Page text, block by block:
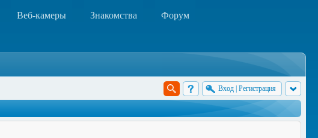
Веб-камеры Знакомства Форум
Вход Регистрация